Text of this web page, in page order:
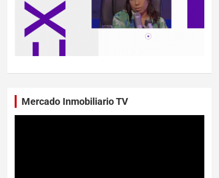
Mercado Inmobiliario TV